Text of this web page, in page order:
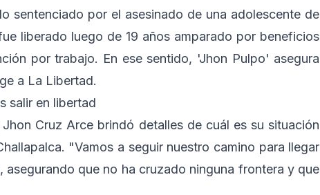
sentenciado por el asesinado de una adolescente de
liberado luego de 19 años amparado por beneficios
por trabajo. En ese sentido, 'Jhon Pulpo' asegura
a La Libertad.
salir en libertad
Cruz Arce brindó detalles de cuál es su situación
"Vamos a seguir nuestro camino para llegar
asegurando que no ha cruzado ninguna frontera y que